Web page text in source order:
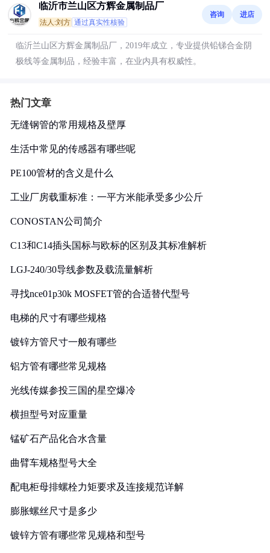
临沂市兰山区方辉金属制品厂
法人:刘方 通过真实性核验
咨询 进店
临沂兰山区方辉金属制品厂，2019年成立，专业提供铅锑合金阴
极线等金属制品，经验丰富，在业内具有权威性。
热门文章
无缝钢管的常用规格及壁厚
生活中常见的传感器有哪些呢
PE100管材的含义是什么
工业厂房载重标准：一平方米能承受多少公斤
CONOSTAN公司简介
C13和C14插头国标与欧标的区别及其标准解析
LGJ-240/30导线参数及载流量解析
寻找nce01p30k MOSFET管的合适替代型号
电梯的尺寸有哪些规格
镀锌方管尺寸一般有哪些
铝方管有哪些常见规格
光线传媒参投三国的星空爆冷
横担型号对应重量
锰矿石产品化合水含量
曲臂车规格型号大全
配电柜母排螺栓力矩要求及连接规范详解
膨胀螺丝尺寸是多少
镀锌方管有哪些常见规格和型号